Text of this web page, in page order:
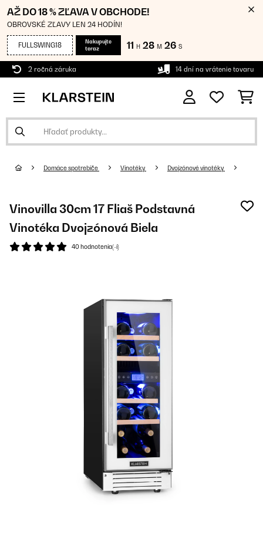
AŽ DO 18 % ZĽAVA V OBCHODE!
OBROVSKÉ ZĽAVY LEN 24 HODÍN!
FULLSWING18
Nakupujte
teraz
11 H 28 M 25 S
2 ročná záruka 14 dní na vrátenie tovaru
Domáce spotrebiče Vinotéky Dvojzónové vinotéky
Vinovilla 30cm 17 Fliaš Podstavná
Vinotéka Dvojzónová Biela
40 hodnotenia(-í)